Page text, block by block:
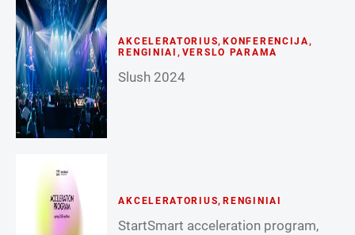
AKCELERATORIUS, KONFERENCIJA,
RENGINIAI , VERSLO PARAMA
Slush 2024
AKCELERATORIUS, RENGINIAI
StartSmart acceleration program,